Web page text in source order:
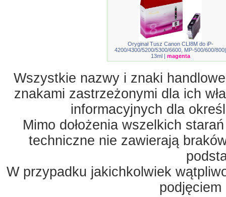
Oryginał Tusz Canon CLI8M do iP-
4200/4300/5200/5300/6600, MP-500/600/800|
13ml | magenta
Wszystkie nazwy i znaki
znakami zastrzeżonymi dla ich
informacyjnych dla
Mimo dołożenia wszelkich
techniczne nie zawierają
W przypadku jakichkolwiek